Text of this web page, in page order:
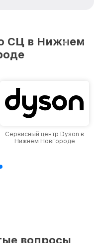
Viomi в городе
повышая
СЦ в Нижнем
Сервисный центр Dyson в
Нижнем Новгороде
вопросы